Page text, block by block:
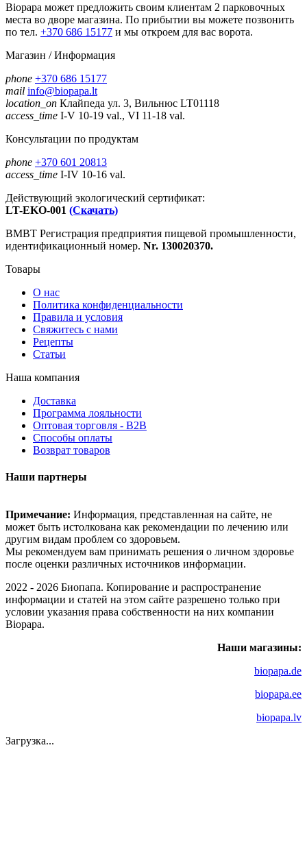
Biopapa может предложить своим клиентам 2 парковочных
места во дворе магазина. По прибытии вы можете позвонить
по тел. +370 686 15177 и мы откроем для вас ворота.
Магазин / Информация
phone +370 686 15177
mail info@biopapa.lt
location_on Клайпеда ул. 3, Вильнюс LT01118
access_time I-V 10-19 val., VI 11-18 val.
Консультации по продуктам
phone +370 601 20813
access_time I-IV 10-16 val.
Действующий экологический сертификат:
LT-EKO-001 (Скачать)
ВМВТ Регистрация предприятия пищевой промышленности,
идентификационный номер. Nr. 130020370.
Товары
О нас
Политика конфиденциальности
Правила и условия
Свяжитесь с нами
Рецепты
Статьи
Наша компания
Доставка
Программа лояльности
Оптовая торговля - B2B
Способы оплаты
Возврат товаров
Наши партнеры
Примечание: Информация, представленная на сайте, не
может быть истолкована как рекомендации по лечению или
другим видам проблем со здоровьем.
Мы рекомендуем вам принимать решения о личном здоровье
после оценки различных источников информации.
2022 - 2026 Биопапа. Копирование и распространение
информации и статей на этом сайте разрешено только при
условии указания права собственности на них компании
Biopapa.
Наши магазины:
biopapa.de
biopapa.ee
biopapa.lv
Загрузка...